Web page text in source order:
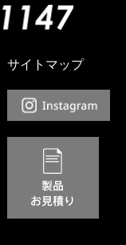
サイトマップ